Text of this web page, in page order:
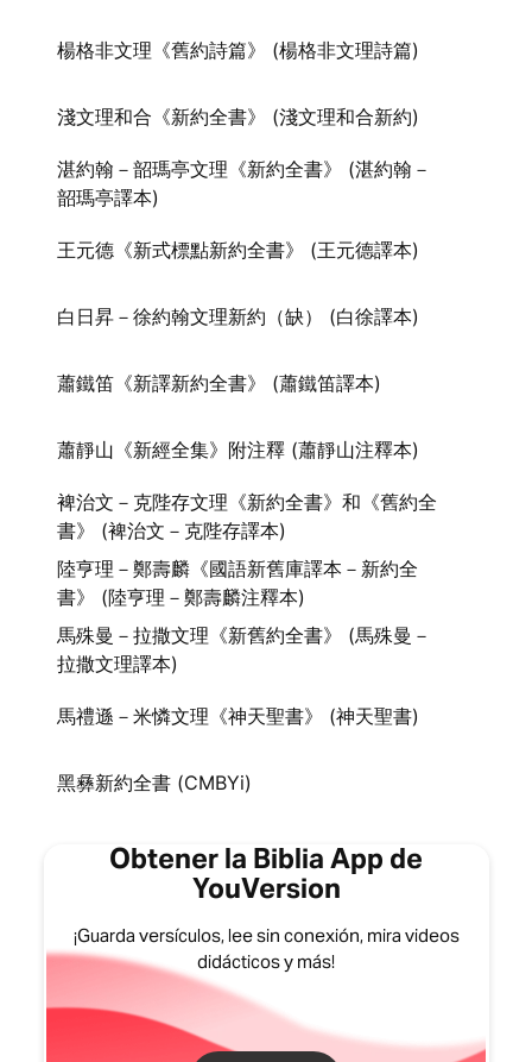
楊格非文理《舊約詩篇》 (楊格非文理詩篇)
淺文理和合《新約全書》 (淺文理和合新約)
湛約翰－韶瑪亭文理《新約全書》 (湛約翰－
韶瑪亭譯本)
王元德《新式標點新約全書》 (王元德譯本)
白日昇－徐約翰文理新約（缺） (白徐譯本)
蕭鐵笛《新譯新約全書》 (蕭鐵笛譯本)
蕭靜山《新經全集》附注釋 (蕭靜山注釋本)
裨治文－克陛存文理《新約全書》和《舊約全
書》 (裨治文－克陛存譯本)
陸亨理－鄭壽麟《國語新舊庫譯本－新約全
書》 (陸亨理－鄭壽麟注釋本)
馬殊曼－拉撒文理《新舊約全書》 (馬殊曼－
拉撒文理譯本)
馬禮遜－米憐文理《神天聖書》 (神天聖書)
黑彝新約全書 (CMBYi)
Obtener la Biblia App de
YouVersion
¡Guarda versículos, lee sin conexión, mira videos
didácticos y más!